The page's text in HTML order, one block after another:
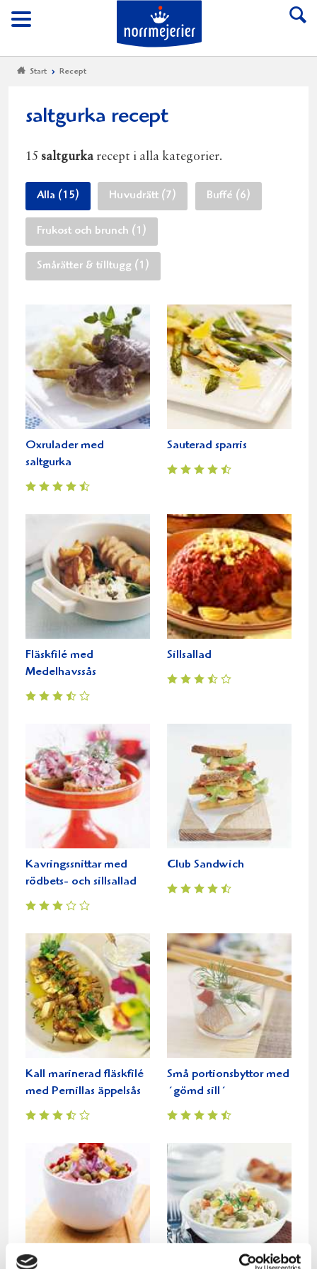
Meny
Till Norrmejerier
Start Recept
saltgurka recept
15 saltgurka recept i alla kategorier.
Alla (15) Huvudrätt (7) Buffé (6)
Frukost och brunch (1)
Smårätter & tilltugg (1)
Oxrulader med
saltgurka
Sauterad sparris
Fläskfilé med
Medelhavssås
Sillsallad
Kavringssnittar med
rödbets- och sillsallad
Club Sandwich
Kall marinerad fläskfilé
med Pernillas äppelsås
Små portionsbyttor med
´gömd sill´